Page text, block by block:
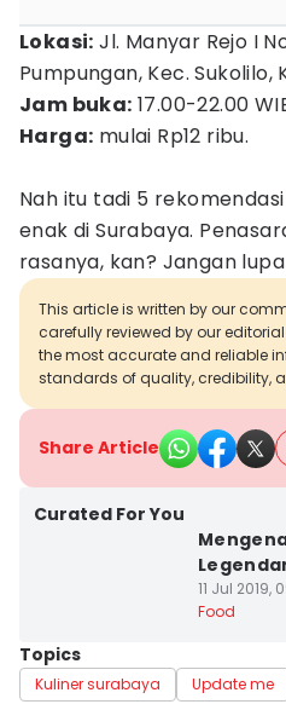
Lokasi: Jl. Manyar Rejo I
Pumpungan, Kec. Sukolilo,
Jam buka: 17.00-22.00
Harga: mulai Rp12 ribu.
Nah itu tadi 5
enak di Surabaya.
rasanya, kan? Jangan
This article is written by our
carefully reviewed by our
the most accurate and reliable
standards of quality, credibility,
Share Article
Curated For You
11 Jul 2019,
Food
Topics
Kuliner surabaya Update me